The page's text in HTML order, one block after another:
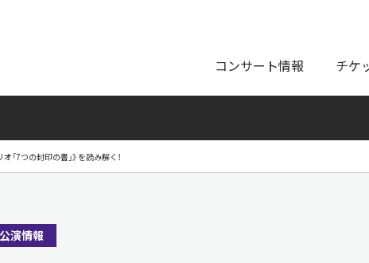
コンサート情報 チケ
「7つの封印の書」》を読み解く！
公演情報